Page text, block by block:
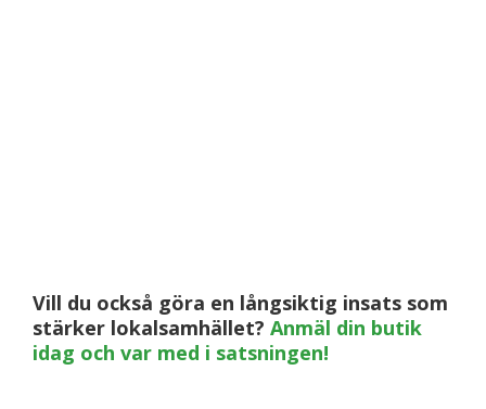
Vill du också göra en långsiktig insats som
stärker lokalsamhället? Anmäl din butik
idag och var med i satsningen!